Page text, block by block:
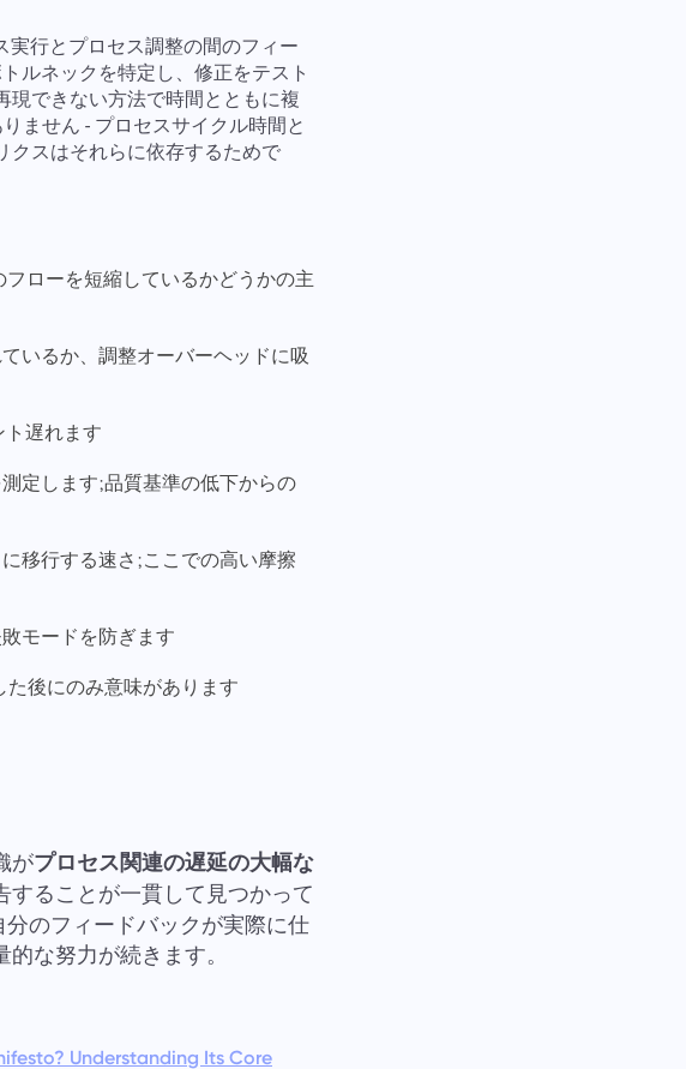
行とプロセス調整の間のフィー
ルネックを特定し、修正をテスト
現できない方法で時間とともに複
ません - プロセスサイクル時間と
クスはそれらに依存するためで
ローを短縮しているかどうかの主
いるか、調整オーバーヘッドに吸
遅れます
定します;品質基準の低下からの
移行する速さ;ここでの高い摩擦
モードを防ぎます
後にのみ意味があります
がプロセス関連の遅延の大幅な
することが一貫して見つかって
のフィードバックが実際に仕
な努力が続きます。
Understanding Its Core